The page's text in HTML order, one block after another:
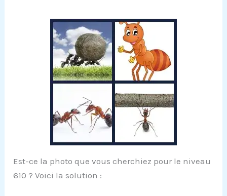
Est-ce la photo que vous cherchiez pour le niveau
610 ? Voici la solution :